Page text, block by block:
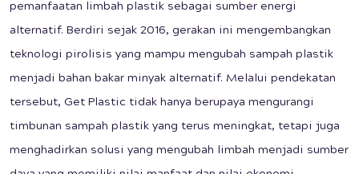
pemanfaatan limbah plastik sebagai sumber energi
alternatif. Berdiri sejak 2016, gerakan ini mengembangkan
teknologi pirolisis yang mampu mengubah sampah plastik
menjadi bahan bakar minyak alternatif. Melalui pendekatan
tersebut, Get Plastic tidak hanya berupaya mengurangi
timbunan sampah plastik yang terus meningkat, tetapi juga
menghadirkan solusi yang mengubah limbah menjadi sumber